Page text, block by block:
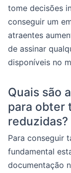
tome decisões
conseguir um
atraentes
de assinar
disponíveis no
Quais são
para obter
reduzidas?
Para conseguir
fundamental
documentação